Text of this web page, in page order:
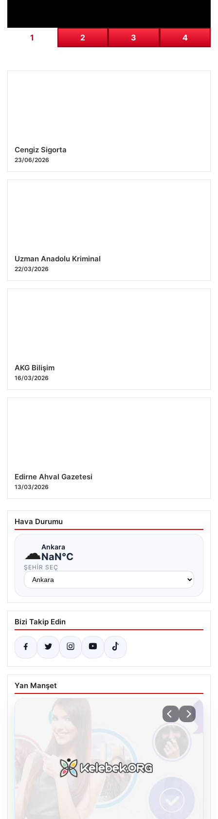
1 2 3 4
Cengiz Sigorta
23/06/2026
Uzman Anadolu Kriminal
22/03/2026
AKG Bilişim
16/03/2026
Edirne Ahval Gazetesi
13/03/2026
Hava Durumu
☁Ankara
NaN°C
ŞEHIR SEÇ
Bizi Takip Edin
Yan Manşet